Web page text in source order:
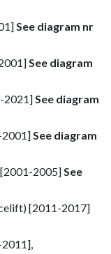
See diagram nr
See diagram
2021]See diagram
2001]See diagram
[2001-2005]See
[2011-2017]
2011],